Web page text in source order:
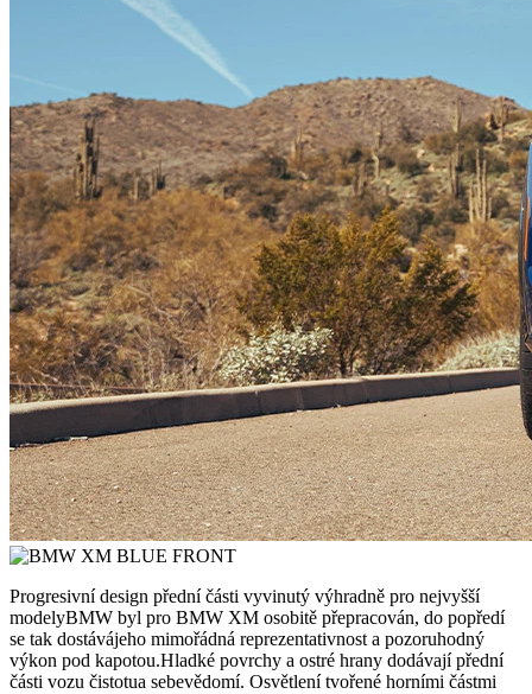
Progresivní design přední části vyvinutý výhradně pro nejvyšší
modelyBMW byl pro BMW XM osobitě přepracován, do popředí
se tak dostávájeho mimořádná reprezentativnost a pozoruhodný
výkon pod kapotou.Hladké povrchy a ostré hrany dodávají přední
části vozu čistotua sebevědomí. Osvětlení tvořené horními částmi